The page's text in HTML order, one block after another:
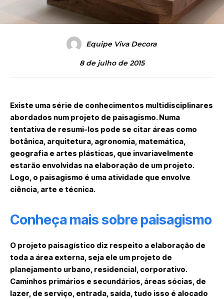
Equipe Viva Decora
8 de julho de 2015
Existe uma série de conhecimentos multidisciplinares
abordados num projeto de paisagismo. Numa
tentativa de resumi-los pode se citar áreas como
botânica, arquitetura, agronomia, matemática,
geografia e artes plásticas, que invariavelmente
estarão envolvidas na elaboração de um projeto.
Logo, o paisagismo é uma atividade que envolve
ciência, arte e técnica.
Conheça mais sobre paisagismo
O projeto paisagístico diz respeito a elaboração de
toda a área externa, seja ele um projeto de
planejamento urbano, residencial, corporativo.
Caminhos primários e secundários, áreas sócias, de
lazer, de serviço, entrada, saída, tudo isso é alocado